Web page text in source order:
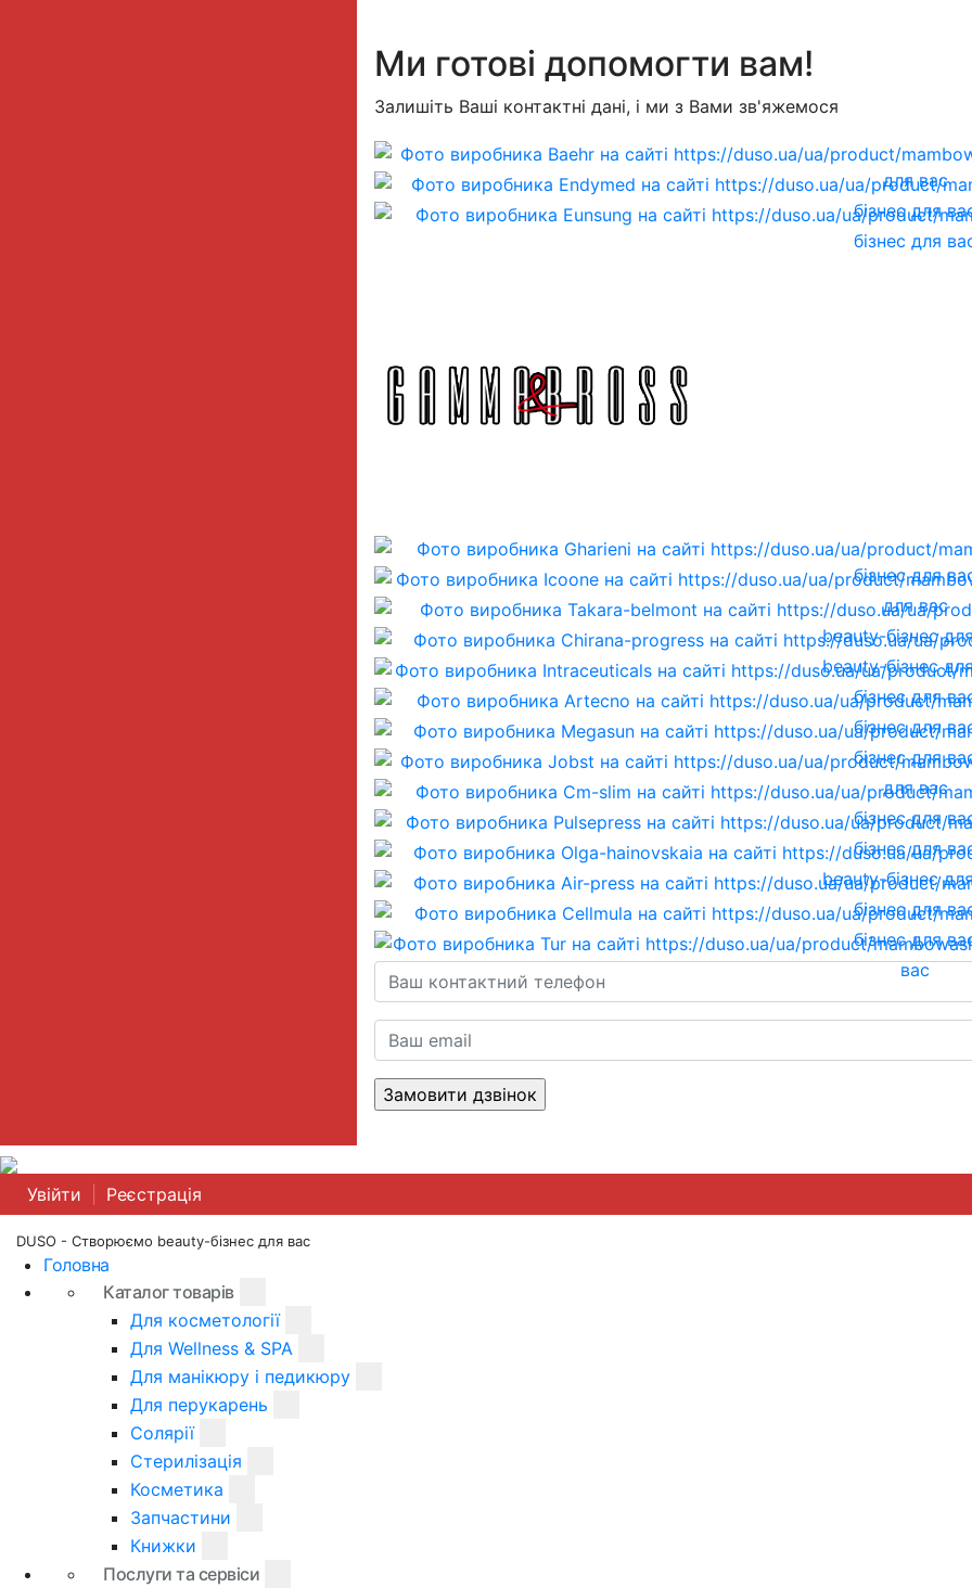
Ми готові допомогти вам!
Залишіть Ваші контактні дані, і ми з Вами зв'яжемося
Увійти Реєстрація
DUSO - Створюємо beauty-бізнес для вас
Головна
Каталог товарів
Для косметології
Для Wellness & SPA
Для манікюру і педикюру
Для перукарень
Солярії
Стерилізація
Косметика
Запчастини
Книжки
Послуги та сервіси